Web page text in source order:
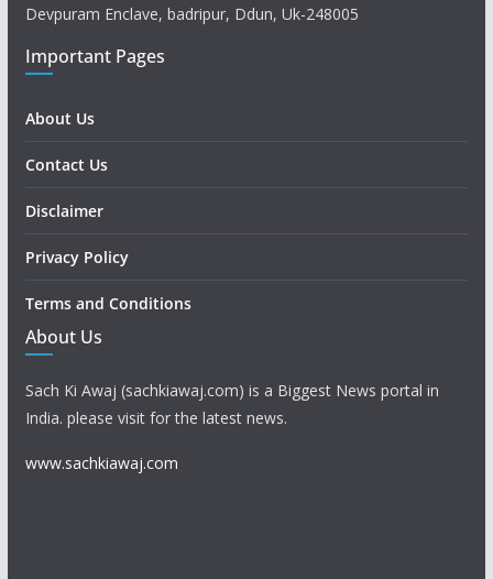
Devpuram Enclave, badripur, Ddun, Uk-248005
Important Pages
About Us
Contact Us
Disclaimer
Privacy Policy
Terms and Conditions
About Us
Sach Ki Awaj (sachkiawaj.com) is a Biggest News portal in
India. please visit for the latest news.
www.sachkiawaj.com